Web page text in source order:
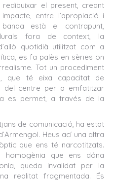
el present, creant
entre l’apropiació i
banda està el contrapunt,
fora de context, la
quotidià utilitzat com a
es fa palès en sèries on
Tot un procediment
que té eixa capacitat de
del centre per a emfatitzar
es permet, a través de la
de comunicació, ha estat
Heus ací una altra
que ens té narcotitzats.
que ens dóna
queda invalidat per la
realitat fragmentada. És